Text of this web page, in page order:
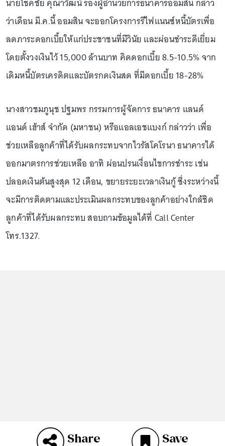
นายโชคชัย คุณาวัฒน์ รองผู้อำนวยการธนาคารออมสิน กล่าว
ว่าเดือน มี.ค.นี้ ออมสิน จะออกโครงการรีไฟแนนซ์หนี้บัตรเพื่อ
ลดภาระดอกเบี้ยให้แก่ประชาชนที่มีวินัย และผ่อนชำระดีเยี่ยม
โดยตั้งวงเงินไว้ 15,000 ล้านบาท คิดดอกเบี้ย 8.5-10.5% จาก
เดิมหนี้บัตรเครดิตและบัตรกดเงินสด ที่มีดอกเบี้ย 18-28%
นางสาวชมภูนุช ปฐมพร กรรมการผู้จัดการ ธนาคาร แลนด์
แอนด์ เฮ้าส์ จำกัด (มหาชน) หรือแอลเอชแบงก์ กล่าวว่า เพื่อ
ช่วยเหลือลูกค้าที่ได้รับผลกระทบจากไวรัสโคโรนา ธนาคารได้
ออกมาตรการช่วยเหลือ อาทิ ผ่อนปรนเงื่อนไขการชำระ เช่น
ปลอดเงินต้นสูงสุด 12 เดือน, ขยายระยะเวลาเงินกู้ ซึ่งระหว่างนี้
จะมีการติดตามและประเมินผลกระทบของลูกค้าอย่างใกล้ชิด
ลูกค้าที่ได้รับผลกระทบ สอบถามข้อมูลได้ที่ Call Center
โทร.1327.
Share Save